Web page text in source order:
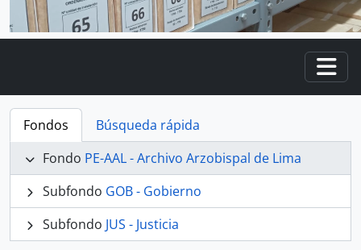
Fondos
Búsqueda rápida
Fondo PE-AAL - Archivo Arzobispal de Lima
Subfondo GOB - Gobierno
Subfondo JUS - Justicia